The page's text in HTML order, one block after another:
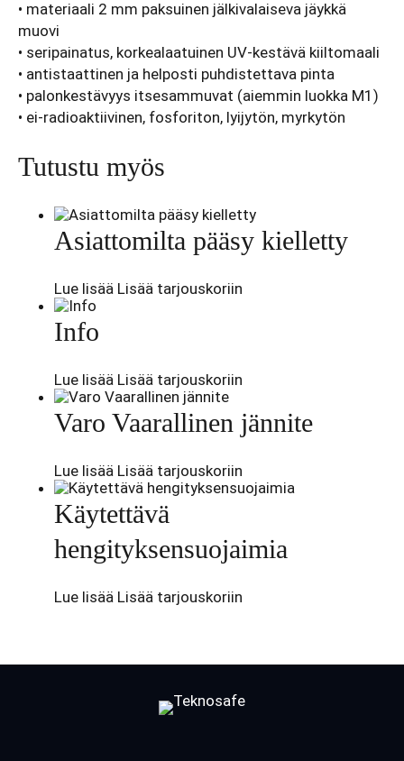
• materiaali 2 mm paksuinen jälkivalaiseva jäykkä
muovi
• seripainatus, korkealaatuinen UV-kestävä kiiltomaali
• antistaattinen ja helposti puhdistettava pinta
• palonkestävyys itsesammuvat (aiemmin luokka M1)
• ei-radioaktiivinen, fosforiton, lyijytön, myrkytön
Tutustu myös
Asiattomilta pääsy kielletty
Lue lisää Lisää tarjouskoriin
Info
Lue lisää Lisää tarjouskoriin
Varo Vaarallinen jännite
Lue lisää Lisää tarjouskoriin
Käytettävä
hengityksensuojaimia
Lue lisää Lisää tarjouskoriin